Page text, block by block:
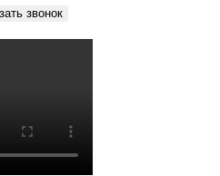
звонок